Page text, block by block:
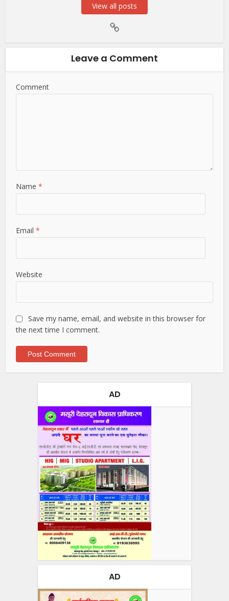
View all posts
Leave a Comment
Comment
Name*
Email*
Website
Save my name, email, and website in this browser for
the next time I comment.
AD
AD